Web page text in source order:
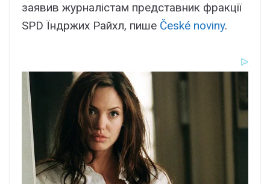
заявив журналістам представник фракції
SPD Їндржих Райхл, пише České noviny.